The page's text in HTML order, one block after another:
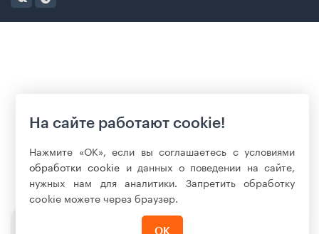
На сайте работают cookie!
Нажмите «ОК», если вы соглашаетесь с условиями
обработки cookie и данных о поведении на сайте,
нужных нам для аналитики. Запретить обработку
cookie можете через браузер.
ОК